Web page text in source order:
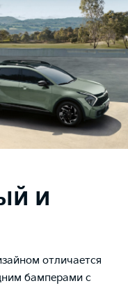
и
отличается
бамперами с